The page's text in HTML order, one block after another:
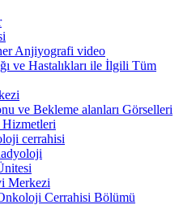
Anjiyografi video
ve Hastalıkları ile İlgili Tüm
ve Bekleme alanları Görselleri
Hizmetleri
cerrahisi
Merkezi
Cerrahisi Bölümü